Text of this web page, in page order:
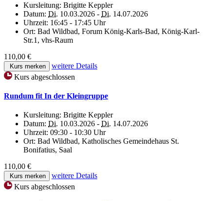
Kursleitung: Brigitte Keppler
Datum: Di. 10.03.2026 - Di. 14.07.2026
Uhrzeit: 16:45 - 17:45 Uhr
Ort: Bad Wildbad, Forum König-Karls-Bad, König-Karl-
Str.1, vhs-Raum
110,00 €
Kurs merken
weitere Details
Kurs abgeschlossen
Rundum fit In der Kleingruppe
Kursleitung: Brigitte Keppler
Datum: Di. 10.03.2026 - Di. 14.07.2026
Uhrzeit: 09:30 - 10:30 Uhr
Ort: Bad Wildbad, Katholisches Gemeindehaus St.
Bonifatius, Saal
110,00 €
Kurs merken
weitere Details
Kurs abgeschlossen